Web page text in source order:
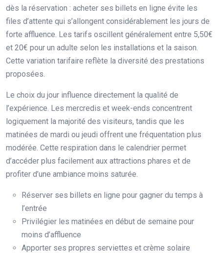
dès la réservation : acheter ses billets en ligne évite les
files d’attente qui s’allongent considérablement les jours de
forte affluence. Les tarifs oscillent généralement entre 5,50€
et 20€ pour un adulte selon les installations et la saison.
Cette variation tarifaire reflète la diversité des prestations
proposées.
Le choix du jour influence directement la qualité de
l’expérience. Les mercredis et week-ends concentrent
logiquement la majorité des visiteurs, tandis que les
matinées de mardi ou jeudi offrent une fréquentation plus
modérée. Cette respiration dans le calendrier permet
d’accéder plus facilement aux attractions phares et de
profiter d’une ambiance moins saturée.
Réserver ses billets en ligne pour gagner du temps à
l’entrée
Privilégier les matinées en début de semaine pour
moins d’affluence
Apporter ses propres serviettes et crème solaire